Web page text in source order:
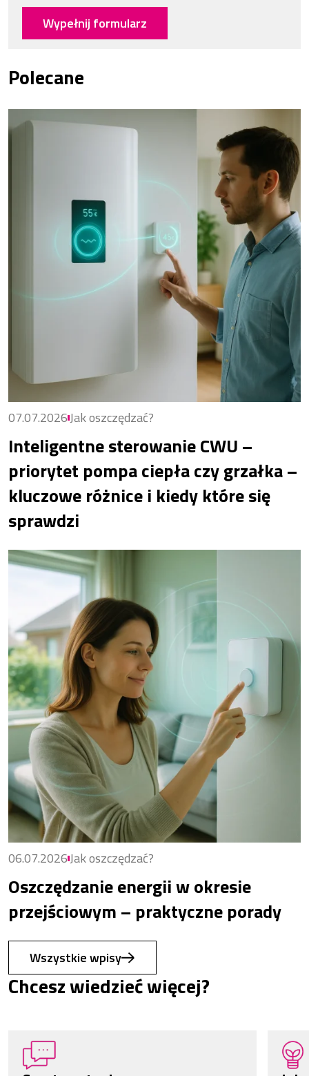
Wypełnij formularz
Polecane
07.07.2026Jak oszczędzać?
Inteligentne sterowanie CWU –
priorytet pompa ciepła czy grzałka –
kluczowe różnice i kiedy które się
sprawdzi
06.07.2026Jak oszczędzać?
Oszczędzanie energii w okresie
przejściowym – praktyczne porady
Wszystkie wpisy
Chcesz wiedzieć więcej?